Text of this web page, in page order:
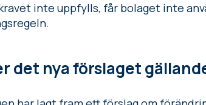
inte uppfylls, får bolaget inte
det nya förslaget